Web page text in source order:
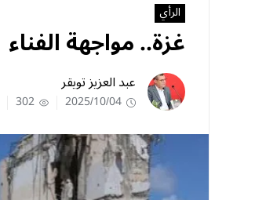
الرأي
غزة.. مواجهة الفناء
عبد العزيز تويقر
2025/10/04
302